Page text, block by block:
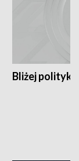
Bliżej polityki